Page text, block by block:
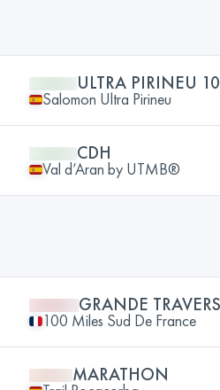
ULTRA PIRINEU
Salomon Ultra Pirineu
CDH
Val d’Aran by UTMB®
GRANDE
100 Miles Sud De France
MARATHON